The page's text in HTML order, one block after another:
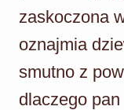
zaskoczona
oznajmia
smutno z
dlaczego pan